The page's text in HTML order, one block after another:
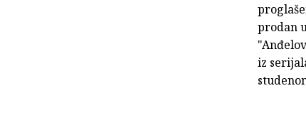
prodan
iz